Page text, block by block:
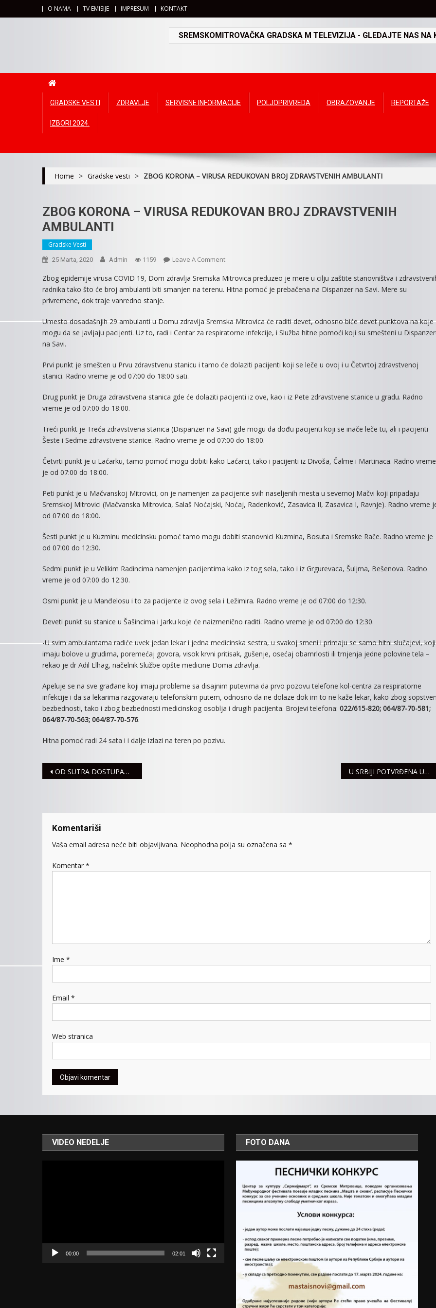
O NAMA TV EMISIJE IMPRESUM KONTAKT
SREMSKOMITROVAČKA GRADSKA M TELEVIZIJA - GLEDAJTE NAS
GRADSKE VESTI ZDRAVLJE SERVISNE INFORMACIJE POLJOPRIVREDA OBRAZOVANJE REPORTAŽE
IZBORI 2024.
Home > Gradske vesti > ZBOG KORONA – VIRUSA REDUKOVAN BROJ ZDRAVSTVENIH AMBULANTI
ZBOG KORONA – VIRUSA REDUKOVAN BROJ ZDRAVSTVENIH
AMBULANTI
Gradske Vesti
25 Marta, 2020 Admin 1159 Leave A CommentOn
KORONA
–
BROJ
ZDRAVSTVENIH
Zbog epidemije virusa COVID 19, Dom zdravlja Sremska Mitrovica preduzeo je mere u cilju zaštite stanovništva i
radnika tako što će broj ambulanti biti smanjen na terenu. Hitna pomoć je prebačena na Dispanzer na Savi. Mere su
privremene, dok traje vanredno stanje.
Umesto dosadašnjih 29 ambulanti u Domu zdravlja Sremska Mitrovica će raditi devet, odnosno biće devet punktova na koje
mogu da se javljaju pacijenti. Uz to, radi i Centar za respiratorne infekcije, i Služba hitne pomoći koji su smešteni u
na Savi.
Prvi punkt je smešten u Prvu zdravstvenu stanicu i tamo će dolaziti pacijenti koji se leče u ovoj i u Četvrtoj zdravstvenoj
stanici. Radno vreme je od 07:00 do 18:00 sati.
Drug punkt je Druga zdravstvena stanica gde će dolaziti pacijenti iz ove, kao i iz Pete zdravstvene stanice u gradu. Radno
vreme je od 07:00 do 18:00.
Treći punkt je Treća zdravstvena stanica (Dispanzer na Savi) gde mogu da dođu pacijenti koji se inače leče tu, ali i pacijenti
Šeste i Sedme zdravstvene stanice. Radno vreme je od 07:00 do 18:00.
Četvrti punkt je u Laćarku, tamo pomoć mogu dobiti kako Laćarci, tako i pacijenti iz Divoša, Čalme i Martinaca. Radno vreme
je od 07:00 do 18:00.
Peti punkt je u Mačvanskoj Mitrovici, on je namenjen za pacijente svih naseljenih mesta u severnoj Mačvi koji pripadaju
Sremskoj Mitrovici (Mačvanska Mitrovica, Salaš Noćajski, Noćaj, Radenković, Zasavica II, Zasavica I, Ravnje). Radno vreme
od 07:00 do 18:00.
Šesti punkt je u Kuzminu medicinsku pomoć tamo mogu dobiti stanovnici Kuzmina, Bosuta i Sremske Rače. Radno vreme je
od 07:00 do 12:30.
Sedmi punkt je u Velikim Radincima namenjen pacijentima kako iz tog sela, tako i iz Grgurevaca, Šuljma, Bešenova. Radno
vreme je od 07:00 do 12:30.
Osmi punkt je u Manđelosu i to za pacijente iz ovog sela i Ležimira. Radno vreme je od 07:00 do 12:30.
Deveti punkt su stanice u Šašincima i Jarku koje će naizmenično raditi. Radno vreme je od 07:00 do 12:30.
-U svim ambulantama radiće uvek jedan lekar i jedna medicinska sestra, u svakoj smeni i primaju se samo hitni slučajevi, koji
imaju bolove u grudima, poremećaj govora, visok krvni pritisak, gušenje, osećaj obamrlosti ili trnjenja jedne polovine tela –
rekao je dr Adil Elhag, načelnik Službe opšte medicine Doma zdravlja.
Apeluje se na sve građane koji imaju probleme sa disajnim putevima da prvo pozovu telefone kol-centra za respiratorne
infekcije i da sa lekarima razgovaraju telefonskim putem, odnosno da ne dolaze dok im to ne kaže lekar, kako zbog
bezbednosti, tako i zbog bezbednosti medicinskog osoblja i drugih pacijenta. Brojevi telefona: 022/615-820; 064/87-70-581;
064/87-70-563; 064/87-70-576.
Hitna pomoć radi 24 sata i i dalje izlazi na teren po pozivu.
Navigacija
OD SUTRA DOSTUPAN KARANTIN NA LETENCI U SRBIJI POTVRĐENA UKUPNO 384 SLUČAJA COVID-19
Komentariši
Vaša email adresa neće biti objavljivana. Neophodna polja su označena sa *
Komentar *
Ime *
Email *
Web stranica
VIDEO NEDELJE
00:00 02:01
FOTO DANA